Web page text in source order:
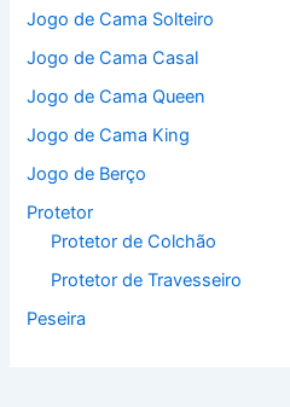
Jogo de Cama Solteiro
Jogo de Cama Casal
Jogo de Cama Queen
Jogo de Cama King
Jogo de Berço
Protetor
Protetor de Colchão
Protetor de Travesseiro
Peseira